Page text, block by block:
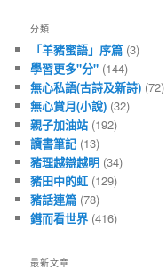
分類
「羊豬蜜語」序篇 (3)
學習更多"分" (144)
無心私語(古詩及新詩) (72)
無心賞月(小說) (32)
親子加油站 (192)
讀書筆記 (13)
豬理越辯越明 (34)
豬田中的虹 (129)
豬話連篇 (78)
鏏而看世界 (416)
最新文章